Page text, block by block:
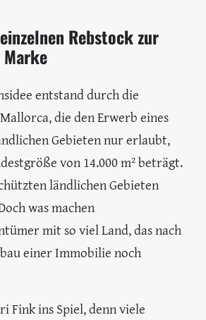
Rebstock zur
Marke
entstand durch die
die den Erwerb eines
Gebieten nur erlaubt,
von 14.000 m² beträgt.
ländlichen Gebieten
was machen
mit so viel Land, das nach
einer Immobilie noch
Fink ins Spiel, denn viele